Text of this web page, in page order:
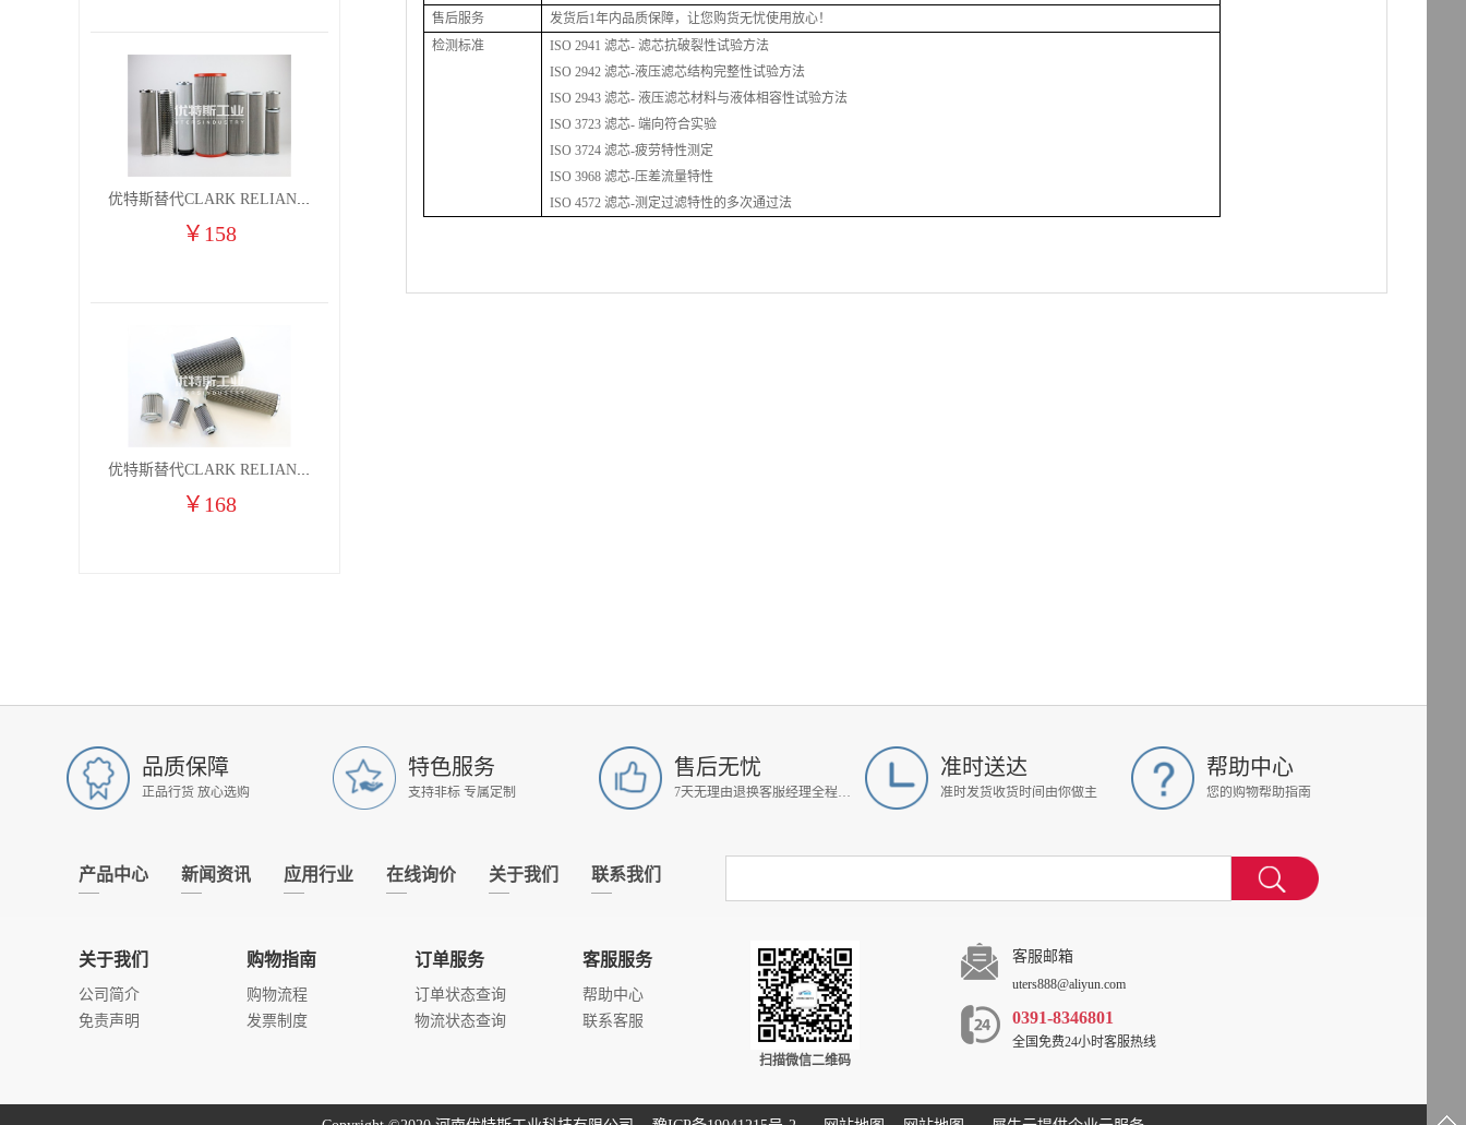
售后服务
发货后1年内品质保障，让您购货无忧使用放心！
检测标准
ISO 2941 滤芯- 滤芯抗破裂性试验方法
ISO 2942 滤芯-液压滤芯结构完整性试验方法
ISO 2943 滤芯- 液压滤芯材料与液体相容性试验方法
ISO 3723 滤芯- 端向符合实验
ISO 3724 滤芯-疲劳特性测定
ISO 3968 滤芯-压差流量特性
ISO 4572 滤芯-测定过滤特性的多次通过法
优特斯替代CLARK RELIANCE燃气凝聚过滤器滤芯2710H7V 2710H7VO
￥ 158
优特斯替代CLARK RELIANCE燃气凝聚过滤器滤芯2710H6V 2710H6VO
￥ 168
品质保障
正品行货 放心选购
特色服务
支持非标 专属定制
售后无忧
7天无理由退换客服经理全程跟进
准时送达
准时发货收货时间由你做主
帮助中心
您的购物帮助指南
产品中心 新闻资讯 应用行业 在线询价 关于我们 联系我们
关于我们
公司简介
免责声明
购物指南
购物流程
发票制度
订单服务
订单状态查询
物流状态查询
客服服务
帮助中心
联系客服
扫描微信二维码
客服邮箱
uters888@aliyun.com
0391-8346801
全国免费24小时客服热线